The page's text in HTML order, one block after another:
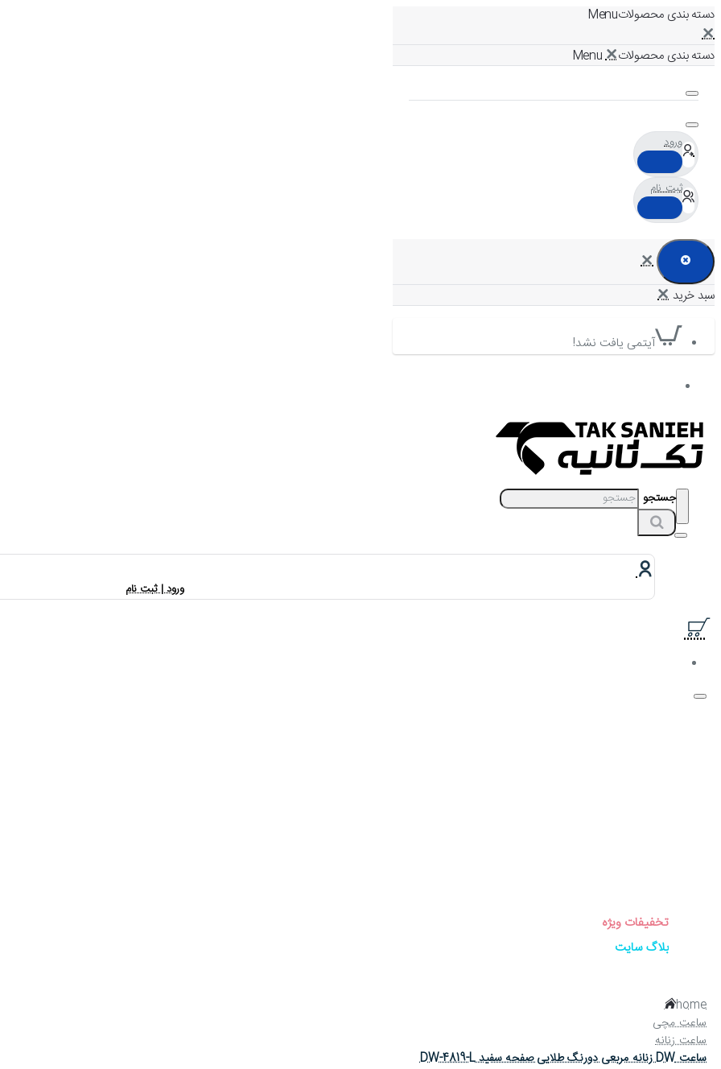
دسته بندی محصولات
دسته بندی محصولات
ورود
ثبت نام
آیتمی یافت نشد!
جستجو
ورود | ثبت نام
تخفیفات ویژه
بلاگ سایت
home
ساعت مچی
ساعت زنانه
ساعت DW زنانه مربعی دورنگ طلایی صفحه سفید DW-4819-L